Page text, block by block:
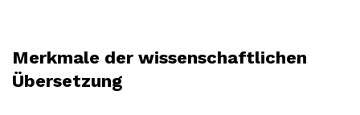
Merkmale der wissenschaftlichen
Übersetzung